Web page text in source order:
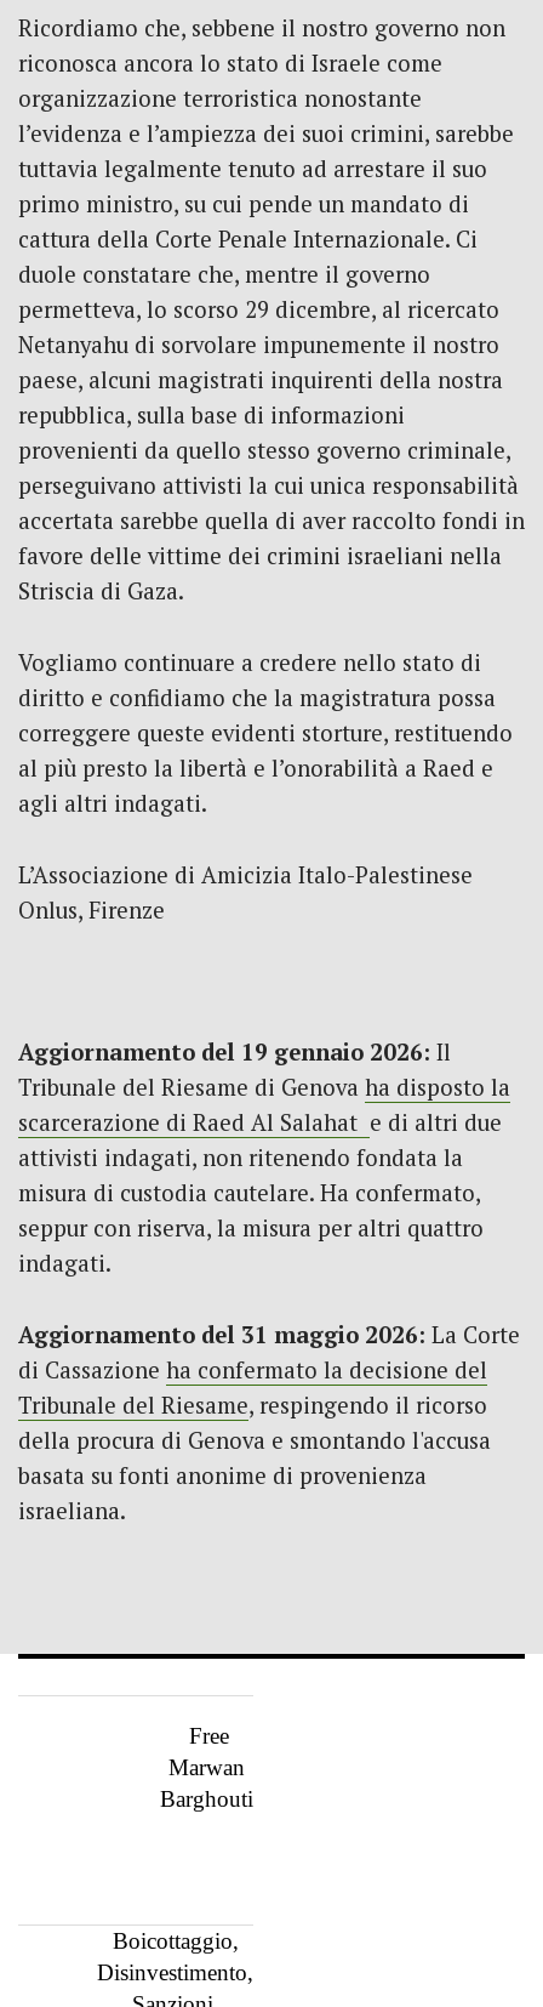
Ricordiamo che, sebbene il nostro governo non
riconosca ancora lo stato di Israele come
organizzazione terroristica nonostante
l’evidenza e l’ampiezza dei suoi crimini, sarebbe
tuttavia legalmente tenuto ad arrestare il suo
primo ministro, su cui pende un mandato di
cattura della Corte Penale Internazionale. Ci
duole constatare che, mentre il governo
permetteva, lo scorso 29 dicembre, al ricercato
Netanyahu di sorvolare impunemente il nostro
paese, alcuni magistrati inquirenti della nostra
repubblica, sulla base di informazioni
provenienti da quello stesso governo criminale,
perseguivano attivisti la cui unica responsabilità
accertata sarebbe quella di aver raccolto fondi in
favore delle vittime dei crimini israeliani nella
Striscia di Gaza.
Vogliamo continuare a credere nello stato di
diritto e confidiamo che la magistratura possa
correggere queste evidenti storture, restituendo
al più presto la libertà e l’onorabilità a Raed e
agli altri indagati.
L’Associazione di Amicizia Italo-Palestinese
Onlus, Firenze
Aggiornamento del 19 gennaio 2026: Il
Tribunale del Riesame di Genova ha disposto la
scarcerazione di Raed Al Salahat e di altri due
attivisti indagati, non ritenendo fondata la
misura di custodia cautelare. Ha confermato,
seppur con riserva, la misura per altri quattro
indagati.
Aggiornamento del 31 maggio 2026: La Corte
di Cassazione ha confermato la decisione del
Tribunale del Riesame, respingendo il ricorso
della procura di Genova e smontando l'accusa
basata su fonti anonime di provenienza
israeliana.
Free
Marwan
Barghouti
Boicottaggio,
Disinvestimento,